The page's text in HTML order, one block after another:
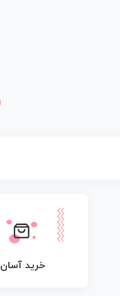
خرید آسان